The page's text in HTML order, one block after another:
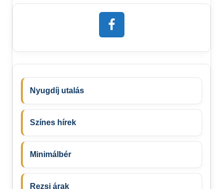
Nyugdíj utalás
Színes hírek
Minimálbér
Rezsi árak